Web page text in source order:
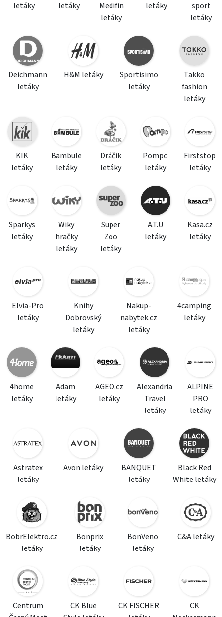
letáky
letáky
Medifin
letáky
letáky
sport
letáky
Deichmann
letáky
H&M letáky
Sportisimo
letáky
Takko
fashion
letáky
KIK
letáky
Bambule
letáky
Dráčik
letáky
Pompo
letáky
Firststop
letáky
Sparkys
letáky
Wiky
hračky
letáky
Super
Zoo
letáky
A.T.U
letáky
Kasa.cz
letáky
Elvia-Pro
letáky
Knihy
Dobrovský
letáky
Nakup-
nabytek.cz
letáky
4camping
letáky
4home
letáky
Adam
letáky
AGEO.cz
letáky
Alexandria
Travel
letáky
ALPINE
PRO
letáky
Astratex
letáky
Avon letáky
BANQUET
letáky
Black Red
White letáky
BobrElektro.cz
letáky
Bonprix
letáky
BonVeno
letáky
C&A letáky
Centrum
CK Blue
CK FISCHER
CK